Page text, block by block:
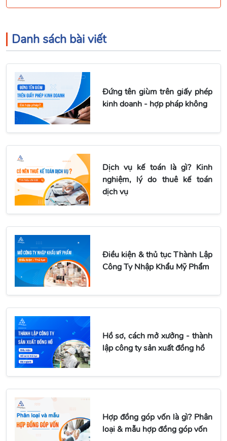
Danh sách bài viết
Đứng tên giùm trên giấy phép
kinh doanh - hợp pháp không
Dịch vụ kế toán là gì? Kinh
nghiệm, lý do thuê kế toán
dịch vụ
Điều kiện & thủ tục Thành Lập
Công Ty Nhập Khẩu Mỹ Phẩm
Hồ sơ, cách mở xưởng - thành
lập công ty sản xuất đồng hồ
Hợp đồng góp vốn là gì? Phân
loại & mẫu hợp đồng góp vốn